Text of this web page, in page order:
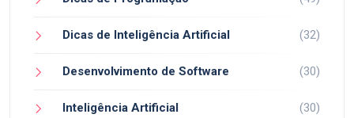
Dicas de Inteligência Artificial (32)
Desenvolvimento de Software (30)
Inteligência Artificial (30)